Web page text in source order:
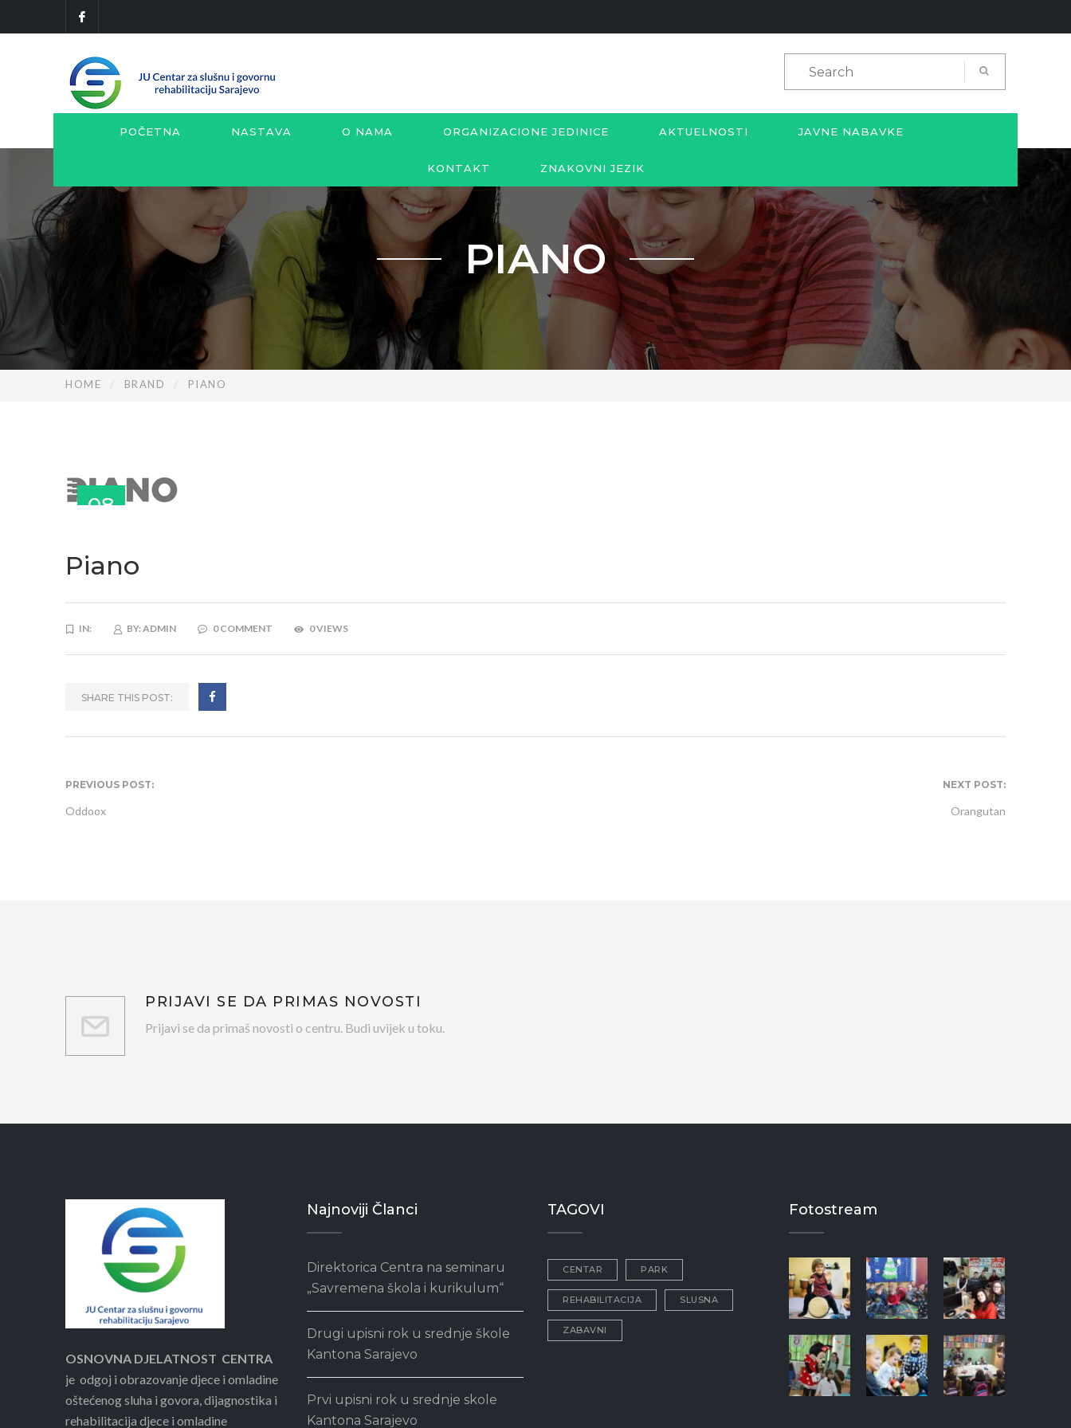
POČETNA NASTAVA O NAMA ORGANIZACIONE JEDINICE AKTUELNOSTI JAVNE NABAVKE
KONTAKT ZNAKOVNI JEZIK
PIANO
HOME BRAND PIANO
08
Piano
IN: BY:ADMIN 0 COMMENT 0 VIEWS
SHARE THIS POST:
PREVIOUS POST:
Oddoox
NEXT POST:
Orangutan
PRIJAVI SE DA PRIMAŠ NOVOSTI
Prijavi se da primaš novosti o centru. Budi uvijek u toku.
OSNOVNA DJELATNOST CENTRA
je odgoj i obrazovanje djece i omladine
oštećenog sluha i govora, dijagnostika i
rehabilitacija djece i omladine
Najnoviji Članci
Direktorica Centra na seminaru
„Savremena škola i kurikulum“
Drugi upisni rok u srednje škole
Kantona Sarajevo
Prvi upisni rok u srednje skole
Kantona Sarajevo
TAGOVI
CENTAR PARK
REHABILITACIJA SLUSNA
ZABAVNI
Fotostream